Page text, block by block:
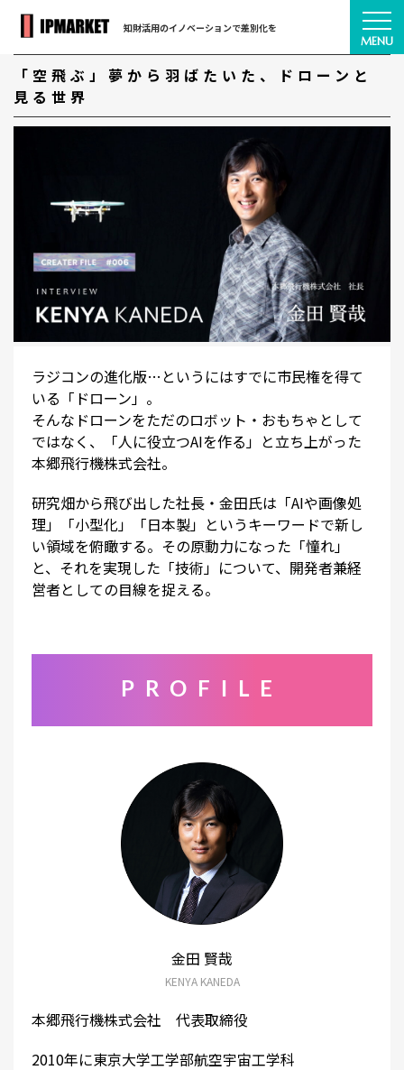
知財活用のイノベーションで差別化を
「空飛ぶ」夢から羽ばたいた、ドローンと
見る世界
ラジコンの進化版…というにはすでに市民権を得て
いる「ドローン」。
そんなドローンをただのロボット・おもちゃとして
ではなく、「人に役立つAIを作る」と立ち上がった
本郷飛行機株式会社。
研究畑から飛び出した社長・金田氏は「AIや画像処
理」「小型化」「日本製」というキーワードで新し
い領域を俯瞰する。その原動力になった「憧れ」
と、それを実現した「技術」について、開発者兼経
営者としての目線を捉える。
PROFILE
金田 賢哉
KENYAKANEDA
本郷飛行機株式会社 代表取締役
2010年に東京大学工学部航空宇宙工学科